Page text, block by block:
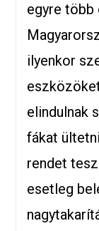
egyre több
ilyenkor
elindulnak
fákat
rendet
esetleg